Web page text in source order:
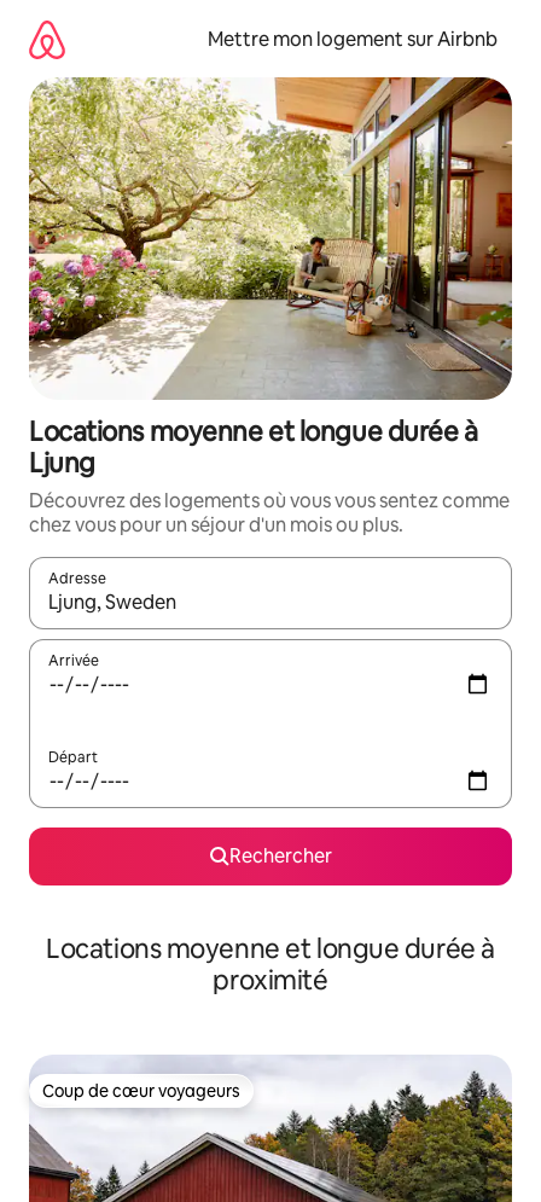
directement
contenu
Mettre mon logement sur Airbnb
Locations moyenne et longue durée à
Ljung
Découvrez des logements où vous vous sentez comme
chez vous pour un séjour d'un mois ou plus.
Adresse
Lorsque les résultats s'affichent, utilisez les flèches vers le
Arrivée
Départ
Rechercher
Locations moyenne et longue durée à
proximité
Coup de cœur voyageurs
Coup de cœur voyageurs